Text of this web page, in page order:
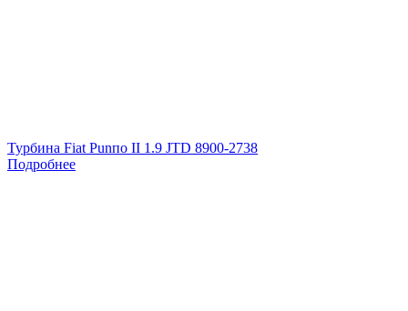
Турбина Fiat Punпо II 1.9 JTD 8900-2738
Подробнее